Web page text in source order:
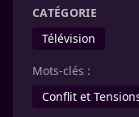
CATÉGORIE
Télévision
Mots-clés :
Conflit et